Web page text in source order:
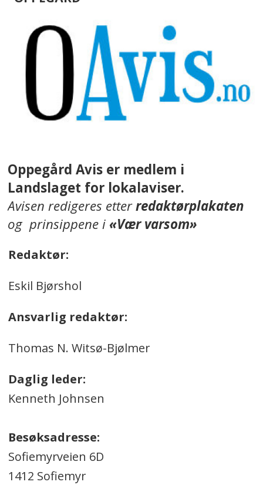
Oppegård Avis er medlem i
Landslaget for lokalaviser.
Avisen redigeres etterredaktørplakaten
og prinsippene i«Vær varsom»
Redaktør:
Eskil Bjørshol
Ansvarlig redaktør:
Thomas N. Witsø-Bjølmer
Daglig leder:
Kenneth Johnsen
Besøksadresse:
Sofiemyrveien 6D
1412 Sofiemyr